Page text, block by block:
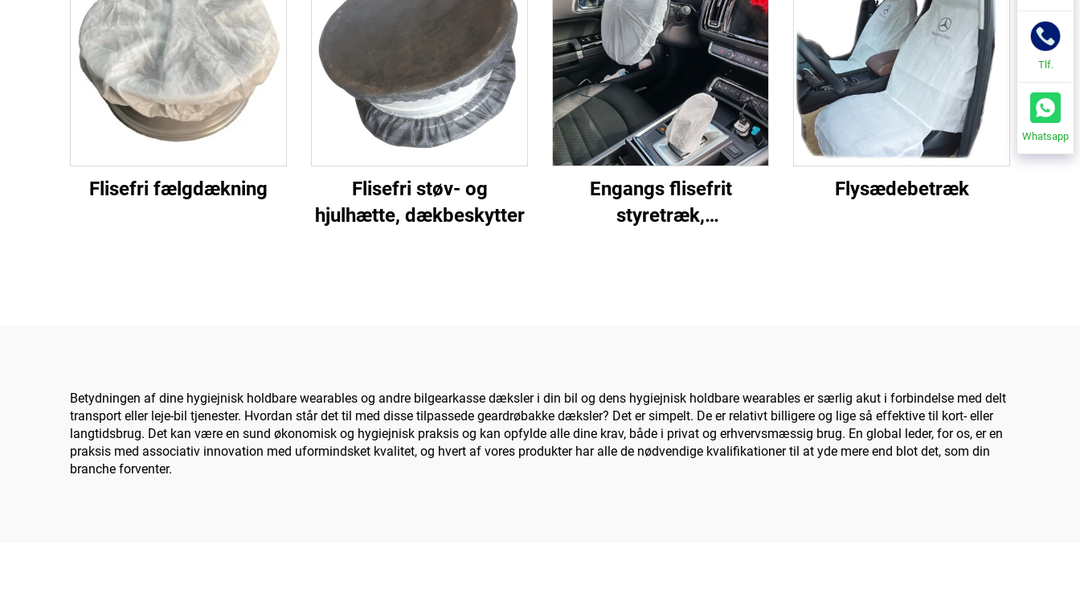
Flisefri fælgdækning
Flisefri støv- og
hjulhætte, dækbeskytter
Engangs flisefrit
styretræk,
Flysædebetræk
Betydningen af dine hygiejnisk holdbare wearables og andre bilgearkasse dæksler i din bil og dens hygiejnisk holdbare wearables er særlig akut i forbindelse med delt
transport eller leje-bil tjenester. Hvordan står det til med disse tilpassede geardrøbakke dæksler? Det er simpelt. De er relativt billigere og lige så effektive til kort- eller
langtidsbrug. Det kan være en sund økonomisk og hygiejnisk praksis og kan opfylde alle dine krav, både i privat og erhvervsmæssig brug. En global leder, for os, er en
praksis med associativ innovation med uformindsket kvalitet, og hvert af vores produkter har alle de nødvendige kvalifikationer til at yde mere end blot det, som din
branche forventer.
Tlf.
Whatsapp